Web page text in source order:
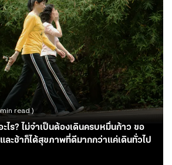
min read )
ไร? ไม่จำเป็นต้องเดินครบหมื่นก้าว ขอ
ละช้าก็ได้สุขภาพที่ดีมากกว่าแค่เดินทั่วไป